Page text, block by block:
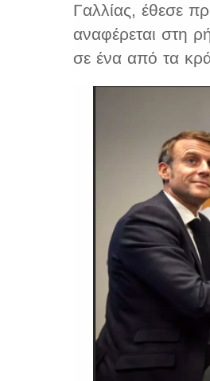
Γαλλίας, έθεσε
αναφέρεται στη
σε ένα από τα